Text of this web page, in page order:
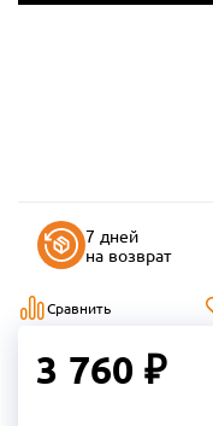
7 дней
на возврат
Сравнить
3 760 ₽